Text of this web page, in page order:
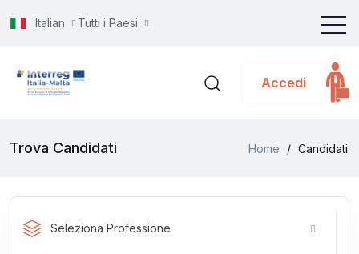
Italian Tutti i Paesi
Accedi
Trova Candidati Home / Candidati
Seleziona Professione